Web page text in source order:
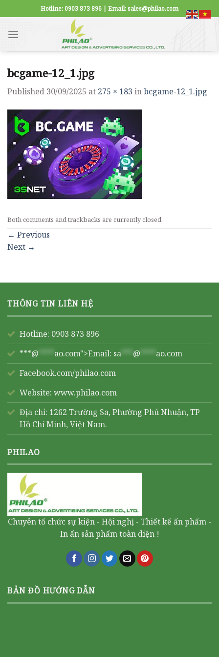
to
content
Hotline: 0903 873 896 | Email: sales@philao.com
bcgame-12_1.jpg
Published 30/09/2025 at 275 × 183 inbcgame-12_1.jpg
Both comments and trackbacks are currently closed.
← Previous
Next →
THÔNG TIN LIÊN HỆ
Hotline: 0903 873 896
***@ **** ao.com">Email: sa *** @ **** ao.com
Facebook.com/philao.com
Website: www.philao.com
Địa chỉ: 1262 Trường Sa, Phường Phú Nhuận, TP
Hồ Chí Minh, Việt Nam.
PHILAO
Chuyên tổ chức sự kiện - Hội nghị - Thiết kế ấn phẩm -
In ấn sản phẩm toàn diện !
BẢN ĐỒ HƯỚNG DẪN